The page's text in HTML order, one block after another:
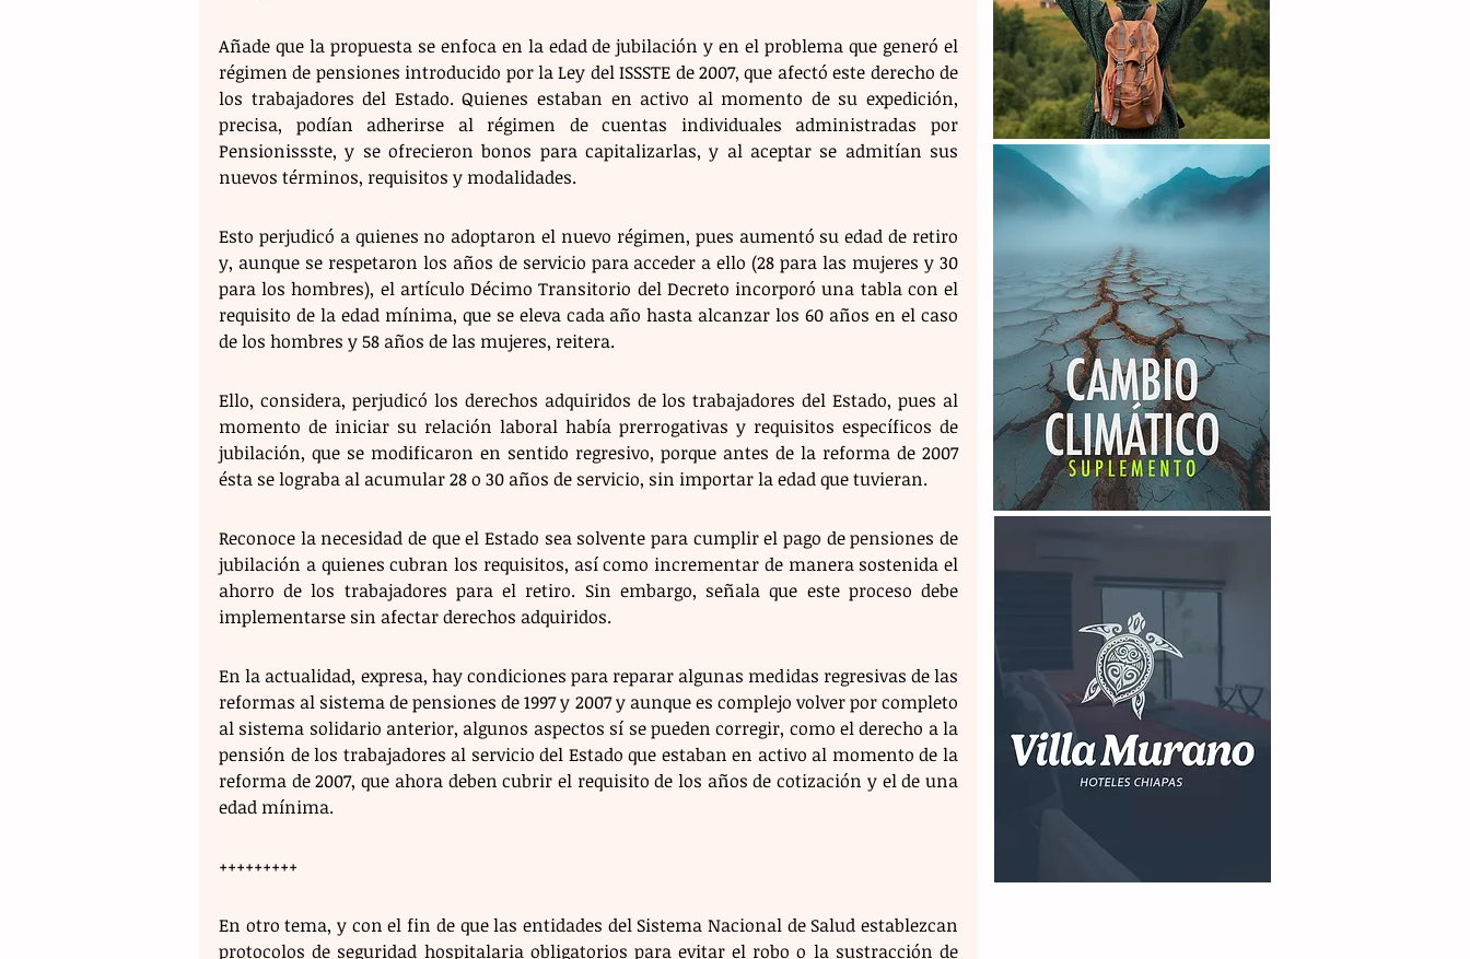
Añade que la propuesta se enfoca en la edad de jubilación y en el problema que generó el
régimen de pensiones introducido por la Ley del ISSSTE de 2007, que afectó este derecho de
los trabajadores del Estado. Quienes estaban en activo al momento de su expedición,
precisa, podían adherirse al régimen de cuentas individuales administradas por
Pensionissste, y se ofrecieron bonos para capitalizarlas, y al aceptar se admitían sus
nuevos términos, requisitos y modalidades.
Esto perjudicó a quienes no adoptaron el nuevo régimen, pues aumentó su edad de retiro
y, aunque se respetaron los años de servicio para acceder a ello (28 para las mujeres y 30
para los hombres), el artículo Décimo Transitorio del Decreto incorporó una tabla con el
requisito de la edad mínima, que se eleva cada año hasta alcanzar los 60 años en el caso
de los hombres y 58 años de las mujeres, reitera.
Ello, considera, perjudicó los derechos adquiridos de los trabajadores del Estado, pues al
momento de iniciar su relación laboral había prerrogativas y requisitos específicos de
jubilación, que se modificaron en sentido regresivo, porque antes de la reforma de 2007
ésta se lograba al acumular 28 o 30 años de servicio, sin importar la edad que tuvieran.
Reconoce la necesidad de que el Estado sea solvente para cumplir el pago de pensiones de
jubilación a quienes cubran los requisitos, así como incrementar de manera sostenida el
ahorro de los trabajadores para el retiro. Sin embargo, señala que este proceso debe
implementarse sin afectar derechos adquiridos.
En la actualidad, expresa, hay condiciones para reparar algunas medidas regresivas de las
reformas al sistema de pensiones de 1997 y 2007 y aunque es complejo volver por completo
al sistema solidario anterior, algunos aspectos sí se pueden corregir, como el derecho a la
pensión de los trabajadores al servicio del Estado que estaban en activo al momento de la
reforma de 2007, que ahora deben cubrir el requisito de los años de cotización y el de una
edad mínima.
+++++++++
En otro tema, y con el fin de que las entidades del Sistema Nacional de Salud establezcan
protocolos de seguridad hospitalaria obligatorios para evitar el robo o la sustracción de